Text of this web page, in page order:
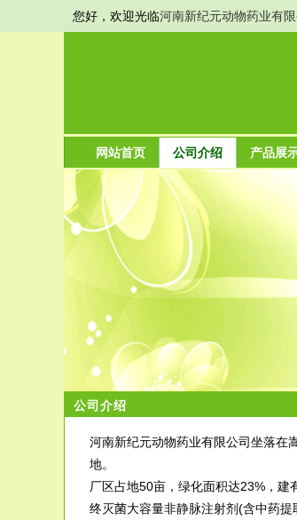
您好，欢迎光临河南新纪元动物药业有限
网站首页 公司介绍 产品展
公司介绍
河南新纪元动物药业有限公司坐落在
地。
厂区占地50亩，绿化面积达23%，
终灭菌大容量非静脉注射剂(含中药